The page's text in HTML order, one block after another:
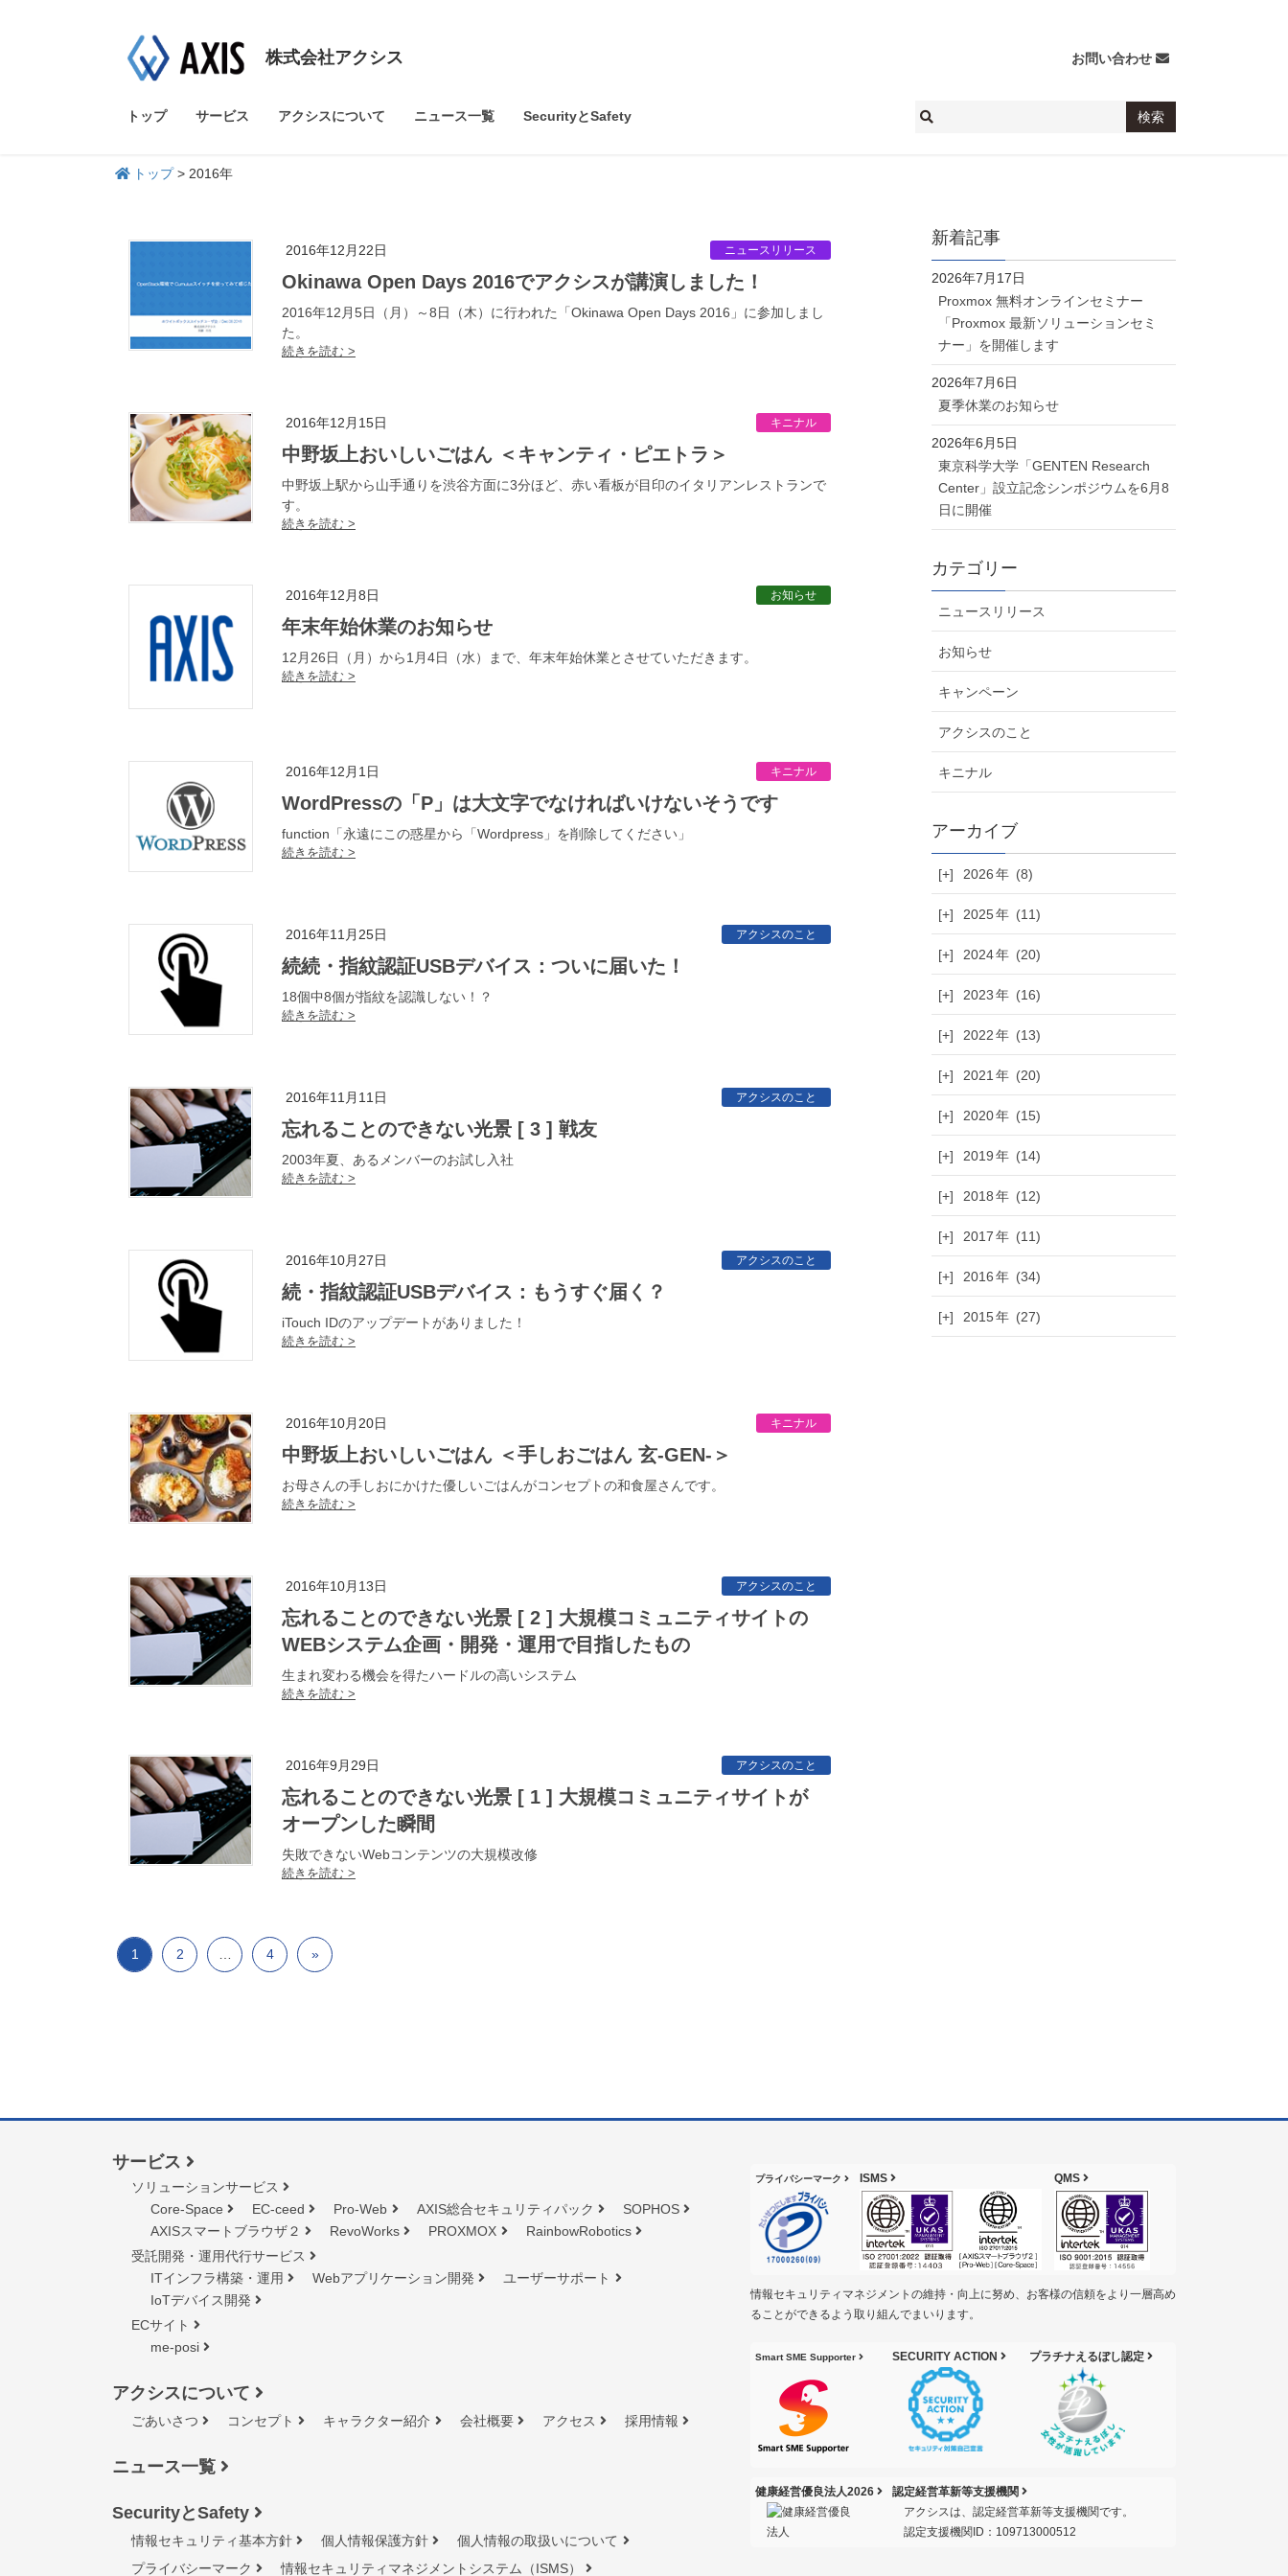
株式会社アクシス お問い合わせ
トップ サービス アクシスについて ニュース一覧 SecurityとSafety
トップ> 2016年
2016年12月22日 ニュースリリース
Okinawa Open Days 2016でアクシスが講演しました！
2016年12月5日（月）～8日（木）に行われた「Okinawa Open Days 2016」に参加しまし
た。
2016年12月15日 キニナル
中野坂上おいしいごはん ＜キャンティ・ピエトラ＞
中野坂上駅から山手通りを渋谷方面に3分ほど、赤い看板が目印のイタリアンレストランで
す。
2016年12月8日 お知らせ
年末年始休業のお知らせ
12月26日（月）から1月4日（水）まで、年末年始休業とさせていただきます。
2016年12月1日 キニナル
WordPressの「P」は大文字でなければいけないそうです
function「永遠にこの惑星から「Wordpress」を削除してください」
2016年11月25日 アクシスのこと
続続・指紋認証USBデバイス：ついに届いた！
18個中8個が指紋を認識しない！？
2016年11月11日 アクシスのこと
忘れることのできない光景 [ 3 ] 戦友
2003年夏、あるメンバーのお試し入社
2016年10月27日 アクシスのこと
続・指紋認証USBデバイス：もうすぐ届く？
iTouch IDのアップデートがありました！
2016年10月20日 キニナル
中野坂上おいしいごはん ＜手しおごはん 玄-GEN-＞
お母さんの手しおにかけた優しいごはんがコンセプトの和食屋さんです。
2016年10月13日 アクシスのこと
忘れることのできない光景 [ 2 ] 大規模コミュニティサイトの
WEBシステム企画・開発・運用で目指したもの
生まれ変わる機会を得たハードルの高いシステム
2016年9月29日 アクシスのこと
忘れることのできない光景 [ 1 ] 大規模コミュニティサイトが
オープンした瞬間
失敗できないWebコンテンツの大規模改修
1 2 4 »
新着記事
Proxmox 無料オンラインセミナー
「Proxmox 最新ソリューションセミ
ナー」を開催します
2026年7月17日
夏季休業のお知らせ
2026年7月6日
東京科学大学「GENTEN Research
Center」設立記念シンポジウムを6月8
日に開催
2026年6月5日
カテゴリー
ニュースリリース
お知らせ
キャンペーン
アクシスのこと
キニナル
[+] 2026 (8)
[+] 2025 (11)
[+] 2024 (20)
[+] 2023 (16)
[+] 2022 (13)
[+] 2021 (20)
[+] 2020 (15)
[+] 2019 (14)
[+] 2018 (12)
[+] 2017 (11)
[+] 2016 (34)
[+] 2015 (27)
サービス
ソリューションサービス
Core-Space
EC-ceed Pro-Web AXIS総合セキュリティパック
SOPHOS
AXISスマートブラウザ２
RevoWorks PROXMOX
RainbowRobotics
受託開発・運用代行サービス
ITインフラ構築・運用
Webアプリケーション開発
ユーザーサポート
IoTデバイス開発
ECサイト
me-posi
アクシスについて
ごあいさつ コンセプト キャラクター紹介 会社概要 アクセス 採用情報
ニュース一覧
SecurityとSafety
情報セキュリティ基本方針 個人情報保護方針
個人情報の取扱いについて
プライバシーマーク
情報セキュリティマネジメントシステム（ISMS）
プライバシーマーク ISMS QMS
情報セキュリティマネジメントの維持・向上に努め、お客様の信頼をより一層高め
ることができるよう取り組んでまいります。
Smart SME Supporter SECURITY ACTION プラチナえるぼし認定
健康経営優良法人2026
認定経営革新等支援機関
アクシスは、認定経営革新等支援機関です。
認定支援機関ID：109713000512